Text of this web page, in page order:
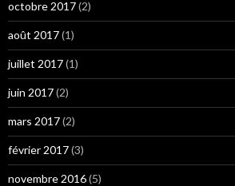
octobre 2017(2)
août 2017(1)
juillet 2017(1)
juin 2017(2)
mars 2017(2)
février 2017(3)
novembre 2016(5)